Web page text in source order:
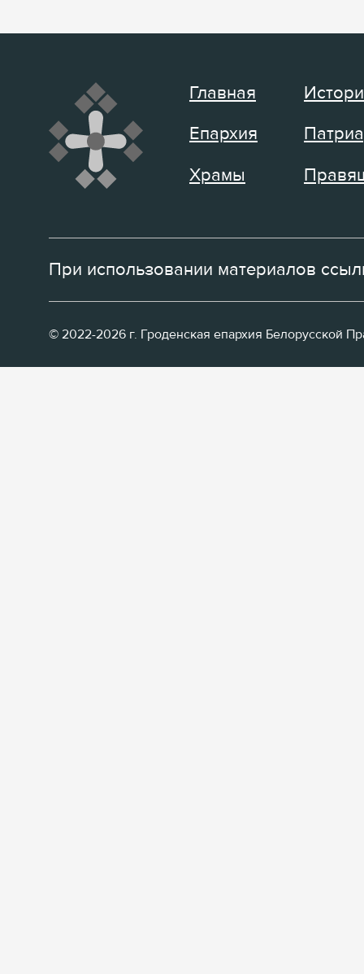
Главная
Епархия
Храмы
При использовании материалов
© 2022-2026 г. Гроденская епархия Белорусской